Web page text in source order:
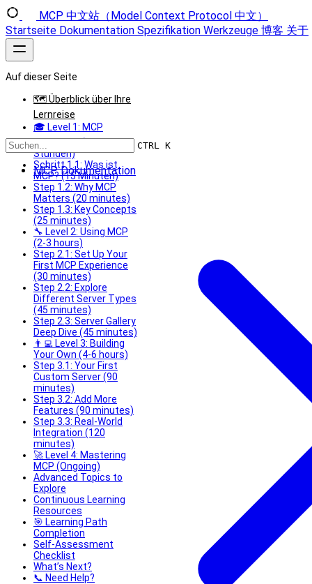
MCP 中文站（Model Context Protocol 中文）
Startseite Dokumentation Spezifikation Werkzeuge 博客 关于
CTRL K
MCP Dokumentation
Auf dieser Seite
🗺️ Überblick über Ihre
Lernreise
🎓 Level 1: MCP
verstehen (1-2
Stunden)
Schritt 1.1: Was ist
MCP? (15 Minuten)
Step 1.2: Why MCP
Matters (20 minutes)
Step 1.3: Key Concepts
(25 minutes)
🔧 Level 2: Using MCP
(2-3 hours)
Step 2.1: Set Up Your
First MCP Experience
(30 minutes)
Step 2.2: Explore
Different Server Types
(45 minutes)
Step 2.3: Server Gallery
Deep Dive (45 minutes)
👨‍💻 Level 3: Building
Your Own (4-6 hours)
Step 3.1: Your First
Custom Server (90
minutes)
Step 3.2: Add More
Features (90 minutes)
Step 3.3: Real-World
Integration (120
minutes)
🚀 Level 4: Mastering
MCP (Ongoing)
Advanced Topics to
Explore
Continuous Learning
Resources
🎯 Learning Path
Completion
Self-Assessment
Checklist
What’s Next?
📞 Need Help?